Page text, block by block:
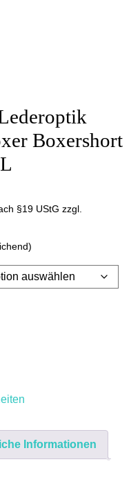
Boxershort
§19 UStG zzgl.
Informationen